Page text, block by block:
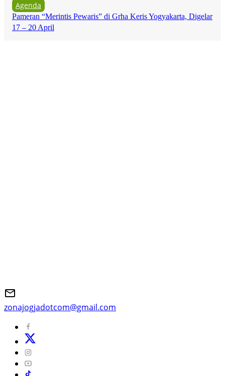
Agenda
Pameran “Merintis Pewaris” di Grha Keris Yogyakarta, Digelar
17 – 20 April
zonajogjadotcom@gmail.com